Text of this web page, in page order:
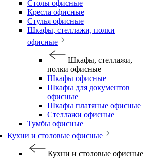
Столы офисные
Кресла офисные
Стулья офисные
Шкафы, стеллажи, полки
офисные
Шкафы, стеллажи,
полки офисные
Шкафы офисные
Шкафы для документов
офисные
Шкафы платяные офисные
Стеллажи офисные
Тумбы офисные
Кухни и столовые офисные
Кухни и столовые офисные